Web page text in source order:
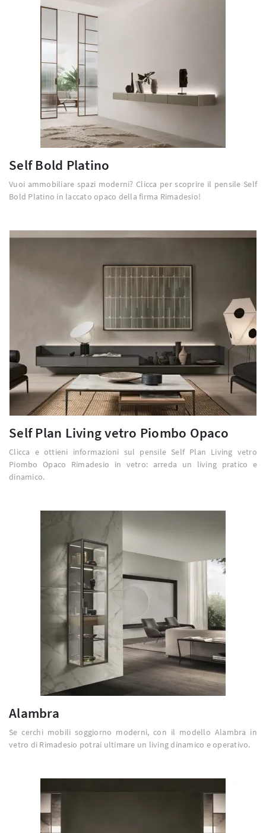
Self Bold Platino
Vuoi ammobiliare spazi moderni? Clicca per scoprire il pensile Self
Bold Platino in laccato opaco della firma Rimadesio!
Self Plan Living vetro Piombo Opaco
Clicca e ottieni informazioni sul pensile Self Plan Living vetro
Piombo Opaco Rimadesio in vetro: arreda un living pratico e
dinamico.
Alambra
Se cerchi mobili soggiorno moderni, con il modello Alambra in
vetro di Rimadesio potrai ultimare un living dinamico e operativo.